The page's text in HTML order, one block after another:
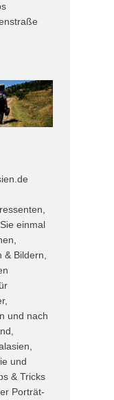
einmal
Bildern,
und nach
und
& Tricks
Porträt-